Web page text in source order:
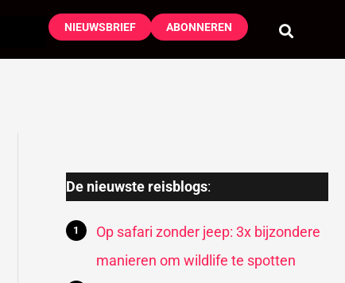
ABONNEREN
NIEUWSBRIEF
De nieuwste reisblogs:
Op safari zonder jeep: 3x bijzondere
manieren om wildlife te spotten